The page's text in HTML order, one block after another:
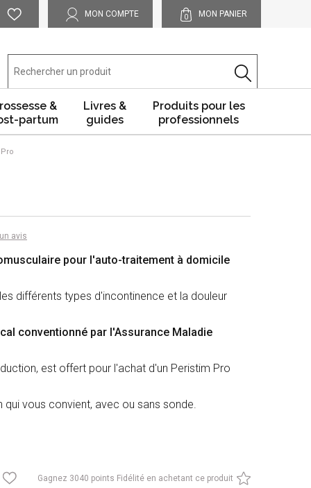
MON COMPTE 0 MON PANIER
&
partum
Livres &
guides
Produits pour les
professionnels
avis
pour l'auto-traitement à domicile
différents types d'incontinence et la douleur
conventionné par l'Assurance Maladie
est offert pour l'achat d'un Peristim Pro
qui vous convient, avec ou sans sonde.
Gagnez 3040 points Fidélité en achetant ce produit